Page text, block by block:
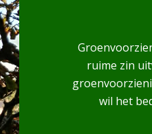
ruime zin
wil het